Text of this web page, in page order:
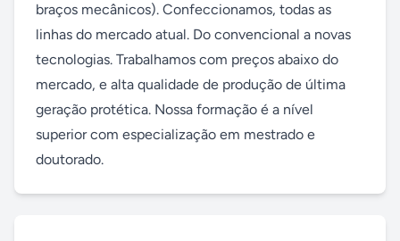
braços mecânicos). Confeccionamos, todas as
linhas do mercado atual. Do convencional a novas
tecnologias. Trabalhamos com preços abaixo do
mercado, e alta qualidade de produção de última
geração protética. Nossa formação é a nível
superior com especialização em mestrado e
doutorado.